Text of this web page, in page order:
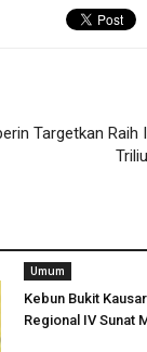
Targetkan Raih
Umum
Kebun Bukit
Regional IV Sunat